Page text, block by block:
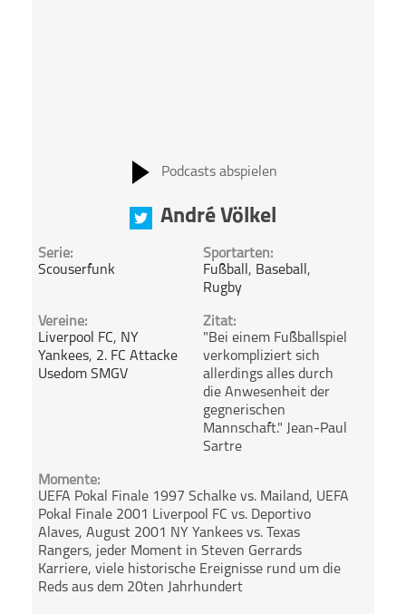
Podcasts abspielen
André Völkel
Serie:
Scouserfunk
Sportarten:
Fußball , Baseball ,
Rugby
Vereine:
Liverpool FC, NY
Yankees, 2. FC Attacke
Usedom SMGV
Zitat:
"Bei einem Fußballspiel
verkompliziert sich
allerdings alles durch
die Anwesenheit der
gegnerischen
Mannschaft." Jean-Paul
Sartre
Momente:
UEFA Pokal Finale 1997 Schalke vs. Mailand, UEFA
Pokal Finale 2001 Liverpool FC vs. Deportivo
Alaves, August 2001 NY Yankees vs. Texas
Rangers, jeder Moment in Steven Gerrards
Karriere, viele historische Ereignisse rund um die
Reds aus dem 20ten Jahrhundert